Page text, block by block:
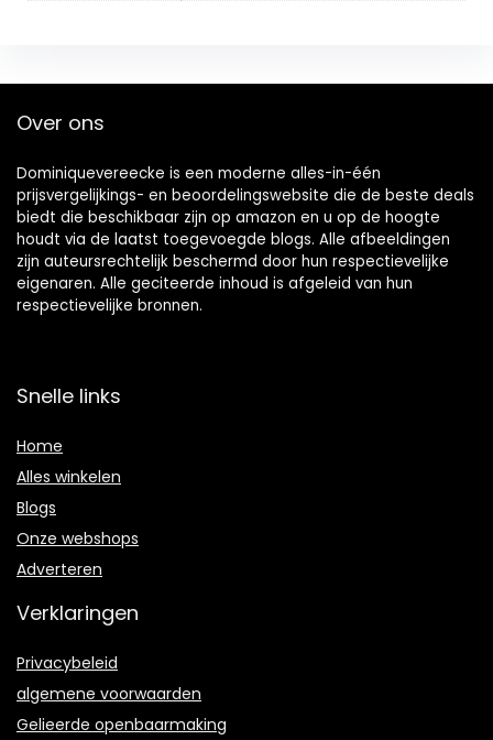
Over ons
Dominiquevereecke is een moderne alles-in-één
prijsvergelijkings- en beoordelingswebsite die de beste deals
biedt die beschikbaar zijn op amazon en u op de hoogte
houdt via de laatst toegevoegde blogs. Alle afbeeldingen
zijn auteursrechtelijk beschermd door hun respectievelijke
eigenaren. Alle geciteerde inhoud is afgeleid van hun
respectievelijke bronnen.
Snelle links
Home
Alles winkelen
Blogs
Onze webshops
Adverteren
Verklaringen
Privacybeleid
algemene voorwaarden
Gelieerde openbaarmaking